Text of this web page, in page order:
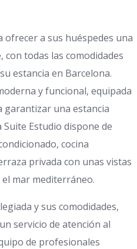
ofrecer a sus huéspedes una
con todas las comodidades
estancia en Barcelona.
y funcional, equipada
garantizar una estancia
Estudio dispone de
cocina
privada con unas vistas
el mar mediterráneo.
y sus comodidades,
servicio de atención al
de profesionales